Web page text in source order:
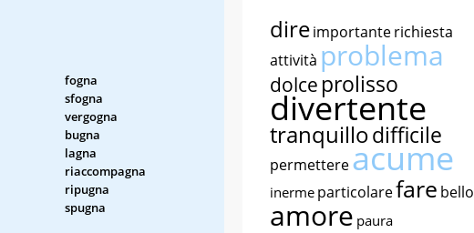
fogna
sfogna
vergogna
bugna
lagna
riaccompagna
ripugna
spugna
direimportanterichiesta
attività problema
dolce prolisso
divertente
tranquillodifficile
permettereacume
inerme particolarefare bello
amore paura